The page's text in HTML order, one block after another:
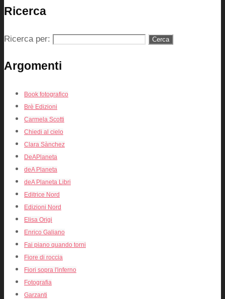
Ricerca
Ricerca per:
Argomenti
Book fotografico
Brè Edizioni
Carmela Scotti
Chiedi al cielo
Clara Sànchez
DeAPlaneta
deA Planeta
deA Planeta Libri
Editrice Nord
Edizioni Nord
Elisa Origi
Enrico Galiano
Fai piano quando torni
Fiore di roccia
Fiori sopra l'inferno
Fotografia
Garzanti